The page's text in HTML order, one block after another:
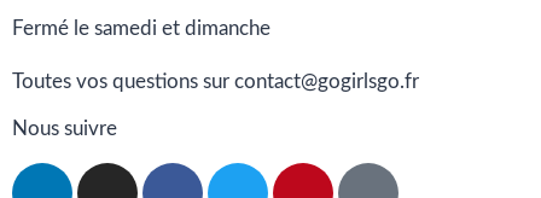
Fermé le samedi et dimanche
Toutes vos questions sur contact@gogirlsgo.fr
Nous suivre